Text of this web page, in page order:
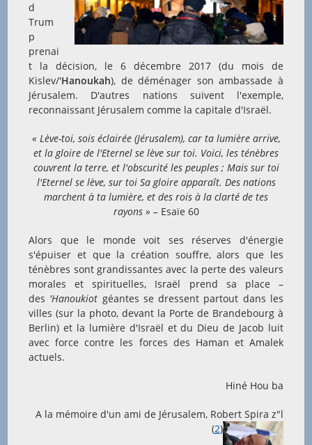
d
Trum
p
prenai
t la décision, le 6 décembre 2017 (du mois de
Kislev/'Hanoukah), de déménager son ambassade à
Jérusalem. D'autres nations suivent l'exemple,
reconnaissant Jérusalem comme la capitale d'Israël.
« Lève-toi, sois éclairée (Jérusalem), car ta lumière arrive,
et la gloire de l'Eternel se lève sur toi. Voici, les ténèbres
couvrent la terre, et l'obscurité les peuples ; Mais sur toi
l'Eternel se lève, sur toi Sa gloire apparaît. Des nations
marchent à ta lumière, et des rois à la clarté de tes
rayons » – Esaïe 60
Alors que le monde voit ses réserves d'énergie
s'épuiser et que la création souffre, alors que les
ténèbres sont grandissantes avec la perte des valeurs
morales et spirituelles, Israël prend sa place –
des 'Hanoukiot géantes se dressent partout dans les
villes (sur la photo, devant la Porte de Brandebourg à
Berlin) et la lumière d'Israël et du Dieu de Jacob luit
avec force contre les forces des Haman et Amalek
actuels.
Hiné Hou ba
A la mémoire d'un ami de Jérusalem, Robert Spira z"l
(2)